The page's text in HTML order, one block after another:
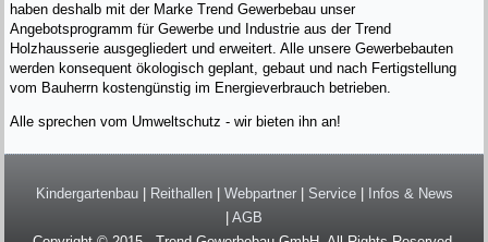
haben deshalb mit der Marke Trend Gewerbebau unser
Angebotsprogramm für Gewerbe und Industrie aus der Trend
Holzhausserie ausgegliedert und erweitert. Alle unsere Gewerbebauten
werden konsequent ökologisch geplant, gebaut und nach Fertigstellung
vom Bauherrn kostengünstig im Energieverbrauch betrieben.
Alle sprechen vom Umweltschutz - wir bieten ihn an!
Kindergartenbau| Reithallen| Webpartner| Service|
Infos & News
AGB